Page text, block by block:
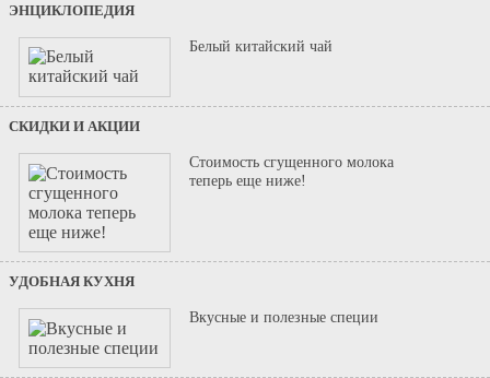
ЭНЦИКЛОПЕДИЯ
Белый китайский чай
СКИДКИ И АКЦИИ
Стоимость сгущенного молока
теперь еще ниже!
УДОБНАЯ КУХНЯ
Вкусные и полезные специи